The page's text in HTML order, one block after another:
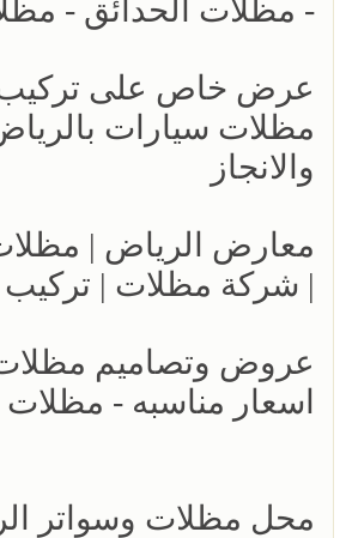
- مظلات الحدائق -
عرض خاص على تركيب
والانجاز
| شركة مظلات | تركيب
اسعار مناسبه -